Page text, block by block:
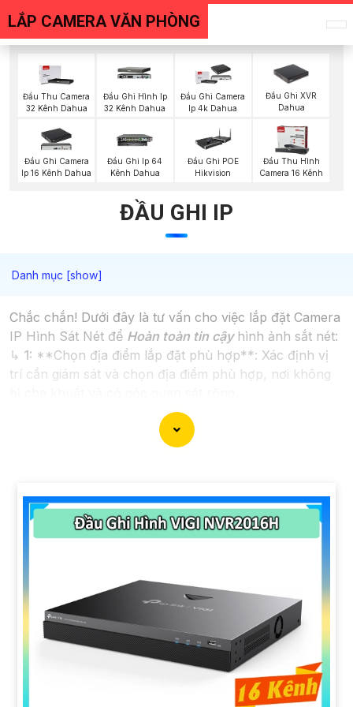
LẮP CAMERA VĂN PHÒNG
Đầu Thu Camera
32 Kênh Dahua
Đầu Ghi Hình Ip
32 Kênh Dahua
Đầu Ghi Camera
Ip 4k Dahua
Đầu Ghi XVR
Dahua
Đầu Ghi Camera
Ip 16 Kênh Dahua
Đầu Ghi Ip 64
Kênh Dahua
Đầu Ghi POE
Hikvision
Đầu Thu Hình
Camera 16 Kênh
ĐẦU GHI IP
Chắc chắn! Dưới đây là tư vấn cho việc lắp đặt Camera
IP Hình Sát Nét để Hoàn toàn tin cậyhình ảnh sắt nét:
↳ 1: **Chọn địa điểm lắp đặt phù hợp**: Xác định vị
trí cần giám sát và chọn địa điểm phù hợp, nơi không
**Chọn camera chất lượng**: Chọn camera IP có
độ phân giải cao, ít nhất là 1080p để
không gây giựt lag.
4: **Điều chỉnh góc quay và zoom**: Cân nhắc điều
chỉnh góc quay của camera sao cho phủ đầy đủ khu
sau khi lắp đặt xong.
📷5:
**Bảo mật thông tin**: Đảm bảo camera IP được
thiết lập bảo mật mạnh, như đổi mật khẩu mặc định và
cập nhật phần mềm thường xuyên.
🤖️6:
**Lưu trữ dữ liệu**: Xác định phương pháp lưu
trữ hình ảnh, có thể lưu trữ trên đám mây hoặc thiết bị